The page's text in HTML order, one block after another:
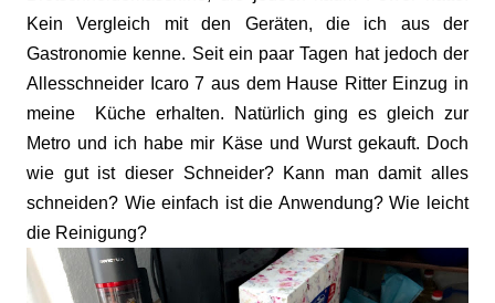
Kein Vergleich mit den Geräten, die ich aus der
Gastronomie kenne. Seit ein paar Tagen hat jedoch der
Allesschneider Icaro 7 aus dem Hause Ritter Einzug in
meine Küche erhalten. Natürlich ging es gleich zur
Metro und ich habe mir Käse und Wurst gekauft. Doch
wie gut ist dieser Schneider? Kann man damit alles
schneiden? Wie einfach ist die Anwendung? Wie leicht
die Reinigung?